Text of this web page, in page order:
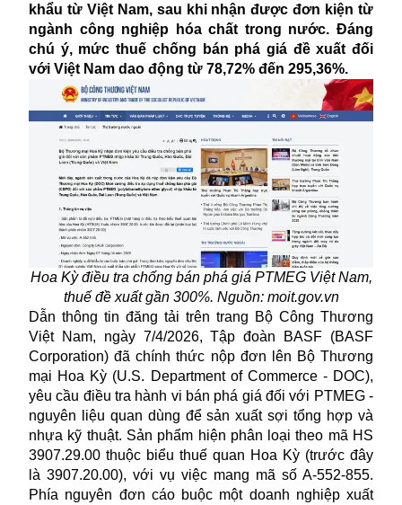
khẩu từ Việt Nam, sau khi nhận được đơn kiện từ
ngành công nghiệp hóa chất trong nước. Đáng
chú ý, mức thuế chống bán phá giá đề xuất đối
với Việt Nam dao động từ 78,72% đến 295,36%.
Hoa Kỳ điều tra chống bán phá giá PTMEG Việt Nam,
thuế đề xuất gần 300%. Nguồn: moit.gov.vn
Dẫn thông tin đăng tải trên trang Bộ Công Thương
Việt Nam, ngày 7/4/2026, Tập đoàn BASF (BASF
Corporation) đã chính thức nộp đơn lên Bộ Thương
mại Hoa Kỳ (U.S. Department of Commerce - DOC),
yêu cầu điều tra hành vi bán phá giá đối với PTMEG -
nguyên liệu quan dùng để sản xuất sợi tổng hợp và
nhựa kỹ thuật. Sản phẩm hiện phân loại theo mã HS
3907.29.00 thuộc biểu thuế quan Hoa Kỳ (trước đây
là 3907.20.00), với vụ việc mang mã số A-552-855.
Phía nguyên đơn cáo buộc một doanh nghiệp xuất